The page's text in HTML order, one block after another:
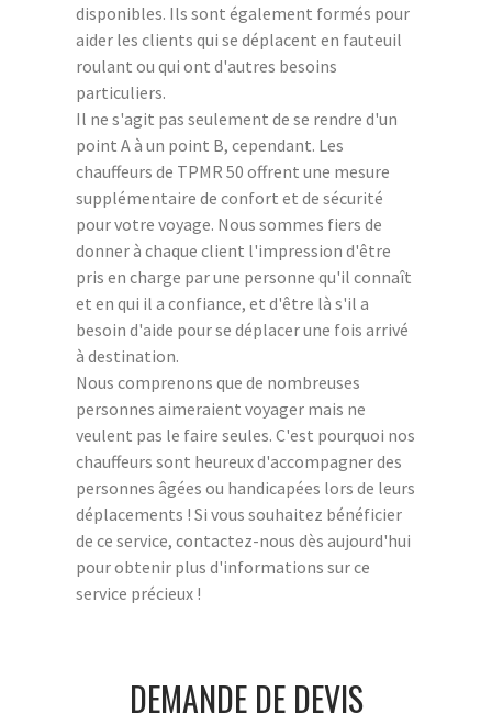
disponibles. Ils sont également formés pour
aider les clients qui se déplacent en fauteuil
roulant ou qui ont d'autres besoins
particuliers.
Il ne s'agit pas seulement de se rendre d'un
point A à un point B, cependant. Les
chauffeurs de TPMR 50 offrent une mesure
supplémentaire de confort et de sécurité
pour votre voyage. Nous sommes fiers de
donner à chaque client l'impression d'être
pris en charge par une personne qu'il connaît
et en qui il a confiance, et d'être là s'il a
besoin d'aide pour se déplacer une fois arrivé
à destination.
Nous comprenons que de nombreuses
personnes aimeraient voyager mais ne
veulent pas le faire seules. C'est pourquoi nos
chauffeurs sont heureux d'accompagner des
personnes âgées ou handicapées lors de leurs
déplacements ! Si vous souhaitez bénéficier
de ce service, contactez-nous dès aujourd'hui
pour obtenir plus d'informations sur ce
service précieux !
DEMANDE DE DEVIS